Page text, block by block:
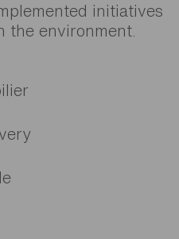
initiatives
the environment.